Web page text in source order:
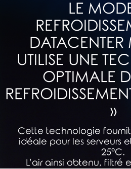
LE
UTILISE UNE
OPTIMALE
»
Cette technologie
idéale pour les serveurs
25°C.
L’air ainsi obtenu, filtré